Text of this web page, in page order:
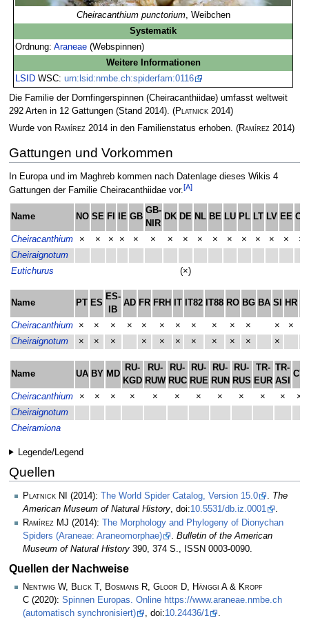
Cheiracanthium punctorium, Weibchen
Systematik
Ordnung:Araneae (Webspinnen)
Weitere Informationen
LSID WSC:urn:lsid:nmbe.ch:spiderfam:0116
Die Familie der Dornfingerspinnen (Cheiracanthiidae) umfasst weltweit
292 Arten in 12 Gattungen (Stand 2014). (Platnick2014)
Wurde von Ramírez2014 in den Familienstatus erhoben. (Ramírez2014)
Gattungen und Vorkommen
In Europa und im Maghreb kommen nach Datenlage dieses Wikis 4
Gattungen der Familie Cheiracanthiidae vor.[A]
Name NO SE FI IE GB
GB-
NIR
DK DE NL BE LU PL LT LV EE CH
Cheiracanthium × × × × × × × × × × × × × × ×
×
Cheiraignotum
Eutichurus
(×)
Name PT ES
ES-
IB
AD FR FRH IT IT82 IT88 RO BG BA SI HR
Cheiracanthium × × × × × × × × × × × × ×
Cheiraignotum
× × × × × × × × × × ×
Name UA BY MD
RU-
KGD
RU-
RUW
RU-
RUC
RU-
RUE
RU-
RUN
RU-
RUS
TR-
EUR
TR-
ASI
CY
Cheiracanthium × × × × × × × × × × ×
×
Cheiraignotum
Cheiramiona
Legende/Legend
Quellen
Platnick NI (2014): The World Spider Catalog, Version 15.0
The
American Museum of Natural History , doi:10.5531/db.iz.0001
Ramírez MJ (2014):
The Morphology and Phylogeny of Dionychan
Spiders (Araneae: Araneomorphae)
. Bulletin of the American
Museum of Natural History 390, 374 S., ISSN 0003-0090.
Quellen der Nachweise
Nentwig W, Blick T, Bosmans R, Gloor D, Hänggi A & Kropf
C (2020): Spinnen Europas. Online https://www.araneae.nmbe.ch
(automatisch synchronisiert)
, doi:10.24436/1 .